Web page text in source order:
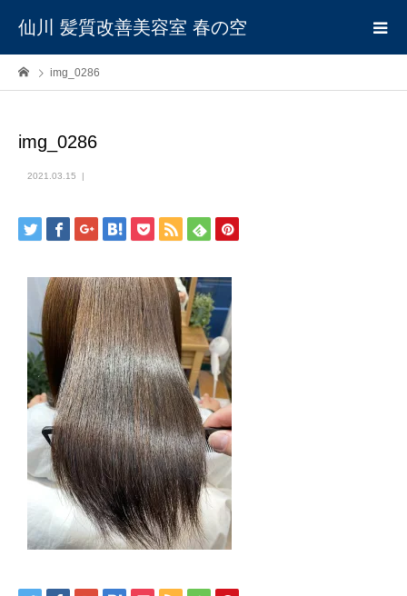
仙川 髪質改善美容室 春の空
img_0286
img_0286
2021.03.15